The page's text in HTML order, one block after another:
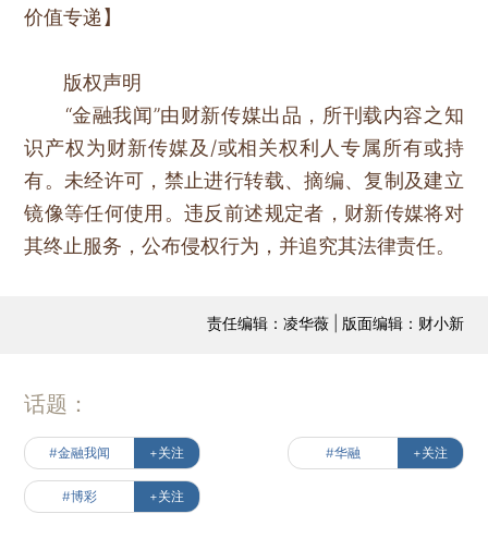
价值专递】
版权声明
“金融我闻”由财新传媒出品，所刊载内容之知
识产权为财新传媒及/或相关权利人专属所有或持
有。未经许可，禁止进行转载、摘编、复制及建立
镜像等任何使用。违反前述规定者，财新传媒将对
其终止服务，公布侵权行为，并追究其法律责任。
责任编辑：凌华薇 | 版面编辑：财小新
话题：
#金融我闻 +关注 #华融 +关注
#博彩 +关注